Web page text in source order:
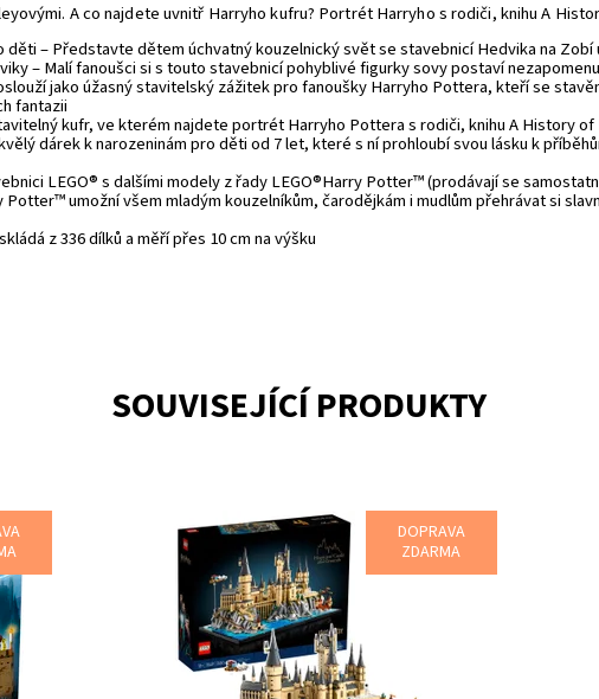
A co najdete uvnitř Harryho kufru? Portrét Harryho s rodiči, knihu A
– Představte dětem úchvatný kouzelnický svět se stavebnicí Hedvika na
– Malí fanoušci si s touto stavebnicí pohyblivé figurky sovy postaví
jako úžasný stavitelský zážitek pro fanoušky Harryho Pottera, kteří se
fantazii
kufr, ve kterém najdete portrét Harryho Pottera s rodiči, knihu A History of
dárek k narozeninám pro děti od 7 let, které s ní prohloubí svou lásku k
LEGO® s dalšími modely z řady LEGO®Harry Potter™ (prodávají se
Potter™ umožní všem mladým kouzelníkům, čarodějkám i mudlům přehrávat si
z 336 dílků a měří přes 10 cm na výšku
SOUVISEJÍCÍ PRODUKTY
DOPRAVA
ZDARMA
Postavte si z kostek LEGO® vlastní Bradavický hrad a
Dostupnost:
Skladem1
11592
LEGO
stylu